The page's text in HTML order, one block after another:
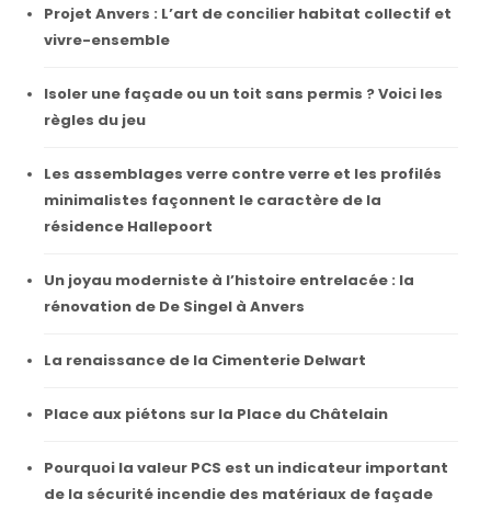
Projet Anvers : L’art de concilier habitat collectif et
vivre-ensemble
Isoler une façade ou un toit sans permis ? Voici les
règles du jeu
Les assemblages verre contre verre et les profilés
minimalistes façonnent le caractère de la
résidence Hallepoort
Un joyau moderniste à l’histoire entrelacée : la
rénovation de De Singel à Anvers
La renaissance de la Cimenterie Delwart
Place aux piétons sur la Place du Châtelain
Pourquoi la valeur PCS est un indicateur important
de la sécurité incendie des matériaux de façade